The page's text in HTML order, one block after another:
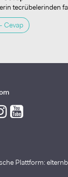
tecrübelerinden
Cevap
Plattform: